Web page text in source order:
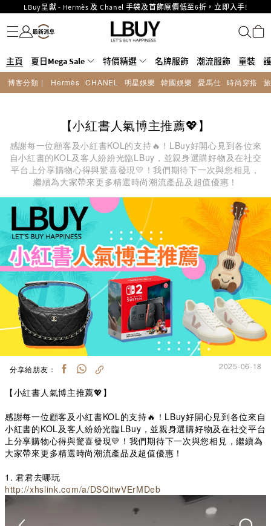
LBuy Nintendo Switch / Nintendo Switch 2 正規商品零售店登陸MOKO 4樓
426號舖！
MOKO 1樓175號鋪旗艦店特設名牌Hermès、CHANEL及LV專區！
重要通告：銀行轉帳及轉數快付款注意事項
LBuy獲香港知識產權署頒發2026《正版正貨承諾》商標
LBuy MEGA SALE 精選名牌手袋及小皮具低至6折
Goyard Hobo / Hobo Mini人氣限量特別版限時原價低至75折!
名牌服飾
潮流服飾
童裝
護膚美妝
香水香薰
個人護理
母嬰護理
遊戲及精品玩具
文儀用品
家居生活
電子產品
美食
醫藥保健
運動與戶外用品
主頁 夏日Mega Sale 特價精選 名牌服飾 潮流服飾 童裝
博客分類 | Hermès CHANEL 明星娛樂 韓國娛樂 愛馬仕 時尚穿搭
【小紅書人氣博主推薦💖】
感謝每一位顧客及小紅書KOL的支持🔥！LBuy好開心見到各位來
自小紅書的KOL及客人紛紛光臨LBuy，並親身選購好物及在社交
平台上分享購物心得與驚喜發現💛！我們期待下一次與您相見，
繼續為大家帶來更多精選時尚潮流產品及超值優惠！
分享給朋友： 2025-06-18
【小紅書人氣博主推薦💖】
感謝每一位顧客及小紅書KOL的支持🔥！LBuy好開心見到各位來自
小紅書的KOL及客人紛紛光臨LBuy，並親身選購好物及在社交平台
上分享購物心得與驚喜發現💛！我們期待下一次與您相見，繼續為
大家帶來更多精選時尚潮流產品及超值優惠！
1. 君君去哪玩
http://xhslink.com/a/DSQitwVErMDeb